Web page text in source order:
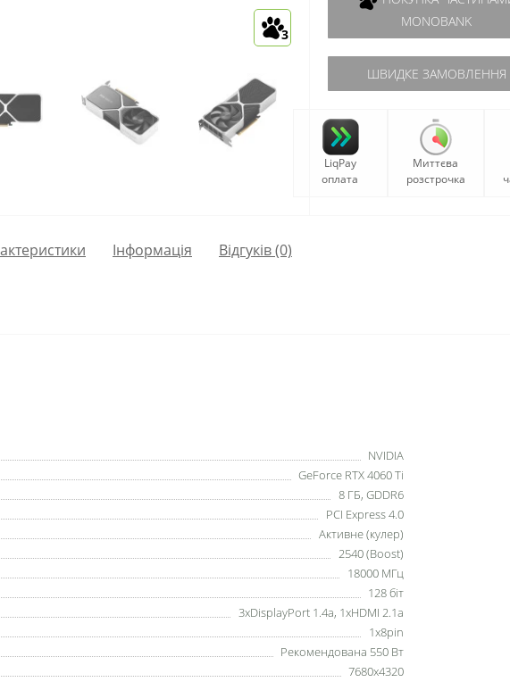
3
MONOBANK
ШВИДКЕ ЗАМОВЛЕННЯ
LiqPay
оплата
Миттєва
розстрочка
Iнформація Відгуків (0)
NVIDIA
GeForce RTX 4060 Ti
8 ГБ, GDDR6
PCI Express 4.0
Активне (кулер)
2540 (Boost)
18000 МГц
128 біт
3xDisplayPort 1.4a, 1xHDMI 2.1a
1x8pin
Рекомендована 550 Вт
7680x4320